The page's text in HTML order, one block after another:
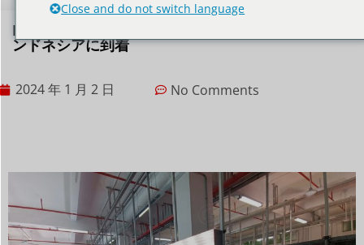
P8 屋外バックメンテナンス LED ディスプレイがイ
ンドネシアに到着
2024 年 1 月 2 日 No Comments
Close and do not switch language